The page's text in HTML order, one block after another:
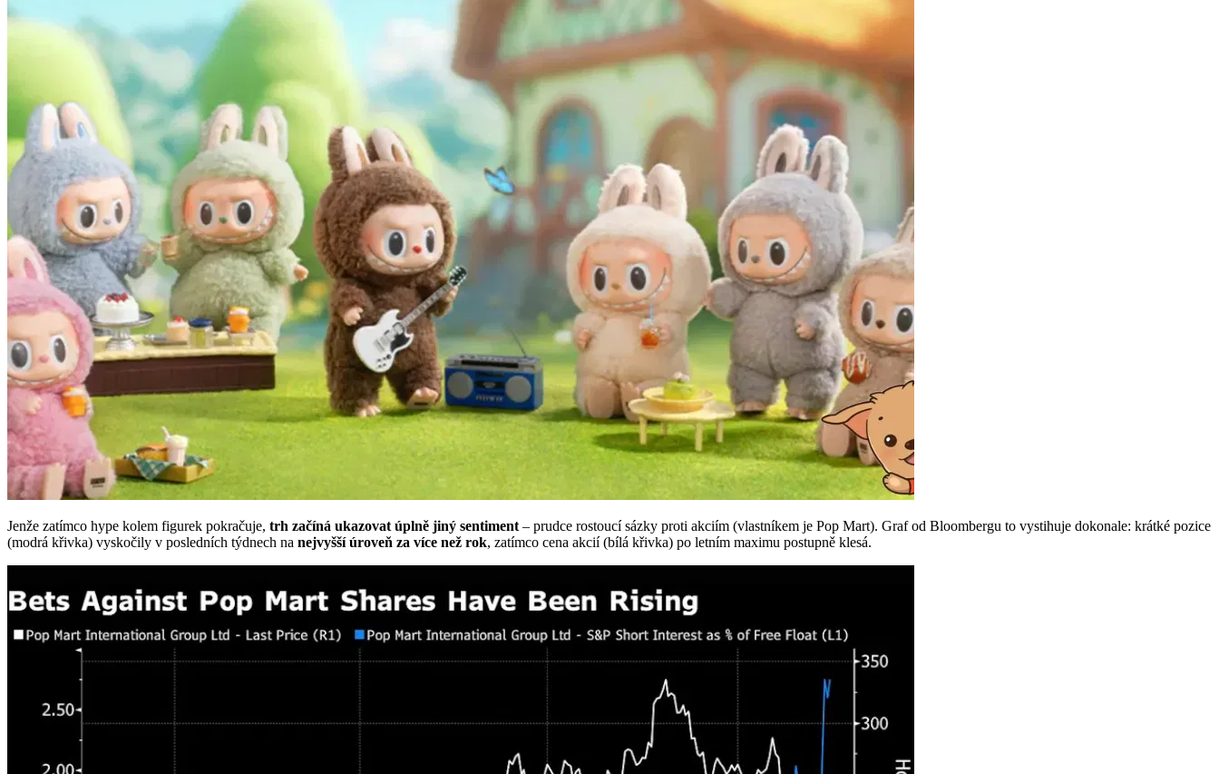
Jenže zatímco hype kolem figurek pokračuje, trh začíná ukazovat úplně jiný sentiment – prudce rostoucí sázky proti akciím (vlastníkem je Pop Mart). Graf od Bloombergu to vystihuje dokonale: krátké pozice
(modrá křivka) vyskočily v posledních týdnech na nejvyšší úroveň za více než rok, zatímco cena akcií (bílá křivka) po letním maximu postupně klesá.